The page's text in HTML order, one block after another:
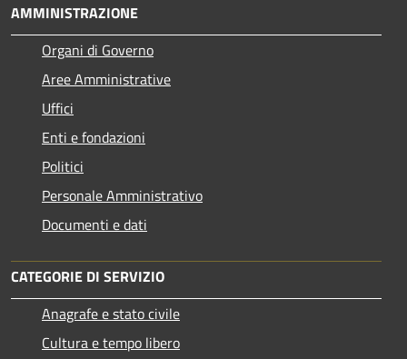
AMMINISTRAZIONE
Organi di Governo
Aree Amministrative
Uffici
Enti e fondazioni
Politici
Personale Amministrativo
Documenti e dati
CATEGORIE DI SERVIZIO
Anagrafe e stato civile
Cultura e tempo libero